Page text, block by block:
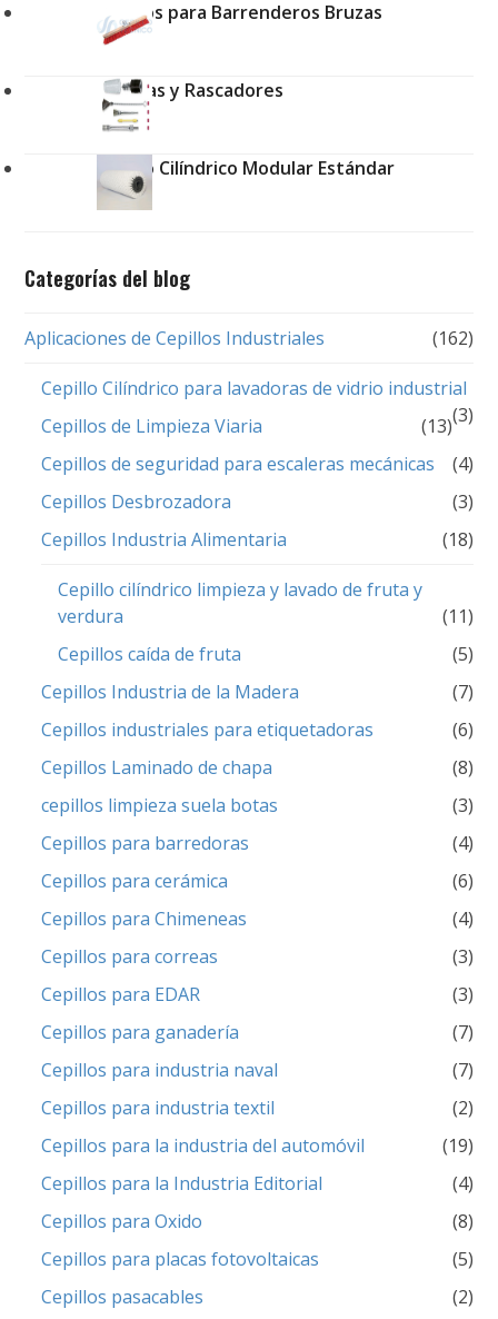
Cepillos para Barrenderos Bruzas
Brochas y Rascadores
Cepillo Cilíndrico Modular Estándar
Categorías del blog
Aplicaciones de Cepillos Industriales (162)
Cepillo Cilíndrico para lavadoras de vidrio industrial
(3)
Cepillos de Limpieza Viaria
(13)
Cepillos de seguridad para escaleras mecánicas
(4)
Cepillos Desbrozadora
(3)
Cepillos Industria Alimentaria
(18)
Cepillo cilíndrico limpieza y lavado de fruta y
verdura
(11)
Cepillos caída de fruta
(5)
Cepillos Industria de la Madera
(7)
Cepillos industriales para etiquetadoras
(6)
Cepillos Laminado de chapa
(8)
cepillos limpieza suela botas
(3)
Cepillos para barredoras
(4)
Cepillos para cerámica
(6)
Cepillos para Chimeneas
(4)
Cepillos para correas
(3)
Cepillos para EDAR
(3)
Cepillos para ganadería
(7)
Cepillos para industria naval
(7)
Cepillos para industria textil
(2)
Cepillos para la industria del automóvil
(19)
Cepillos para la Industria Editorial
(4)
Cepillos para Oxido
(8)
Cepillos para placas fotovoltaicas
(5)
Cepillos pasacables
(2)